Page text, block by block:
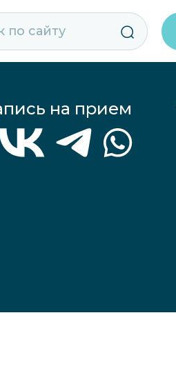
на прием